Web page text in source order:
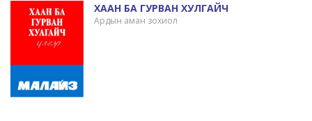
ХААН БА ГУРВАН ХУЛГАЙЧ
Ардын аман зохиол